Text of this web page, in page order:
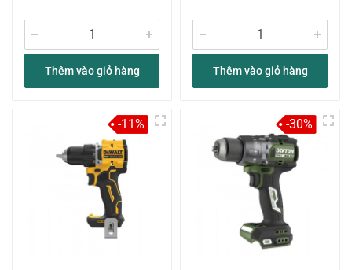
Thêm vào giỏ hàng Thêm vào giỏ hàng
-11% -30%